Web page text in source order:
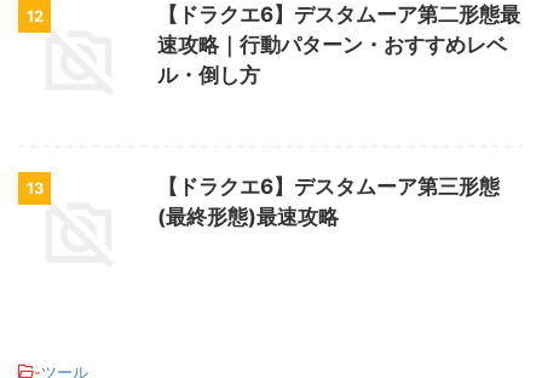
12
【ドラクエ6】デスタムーア第二形態最
速攻略｜行動パターン・おすすめレベ
ル・倒し方
13
【ドラクエ6】デスタムーア第三形態
(最終形態)最速攻略
-ツール